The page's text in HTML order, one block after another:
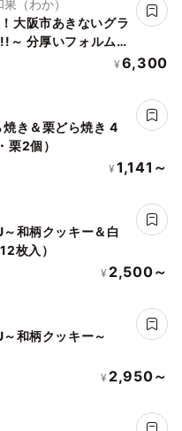
（わか）
大阪市あきないグラ
～ 分厚いフォルムが
和スイーツ「和かろ
¥ 6,300
き＆栗どら焼き 4
栗2個）
¥ 1,141～
和柄クッキー＆白
枚入）
¥ 2,500～
和柄クッキー～
¥ 2,950～